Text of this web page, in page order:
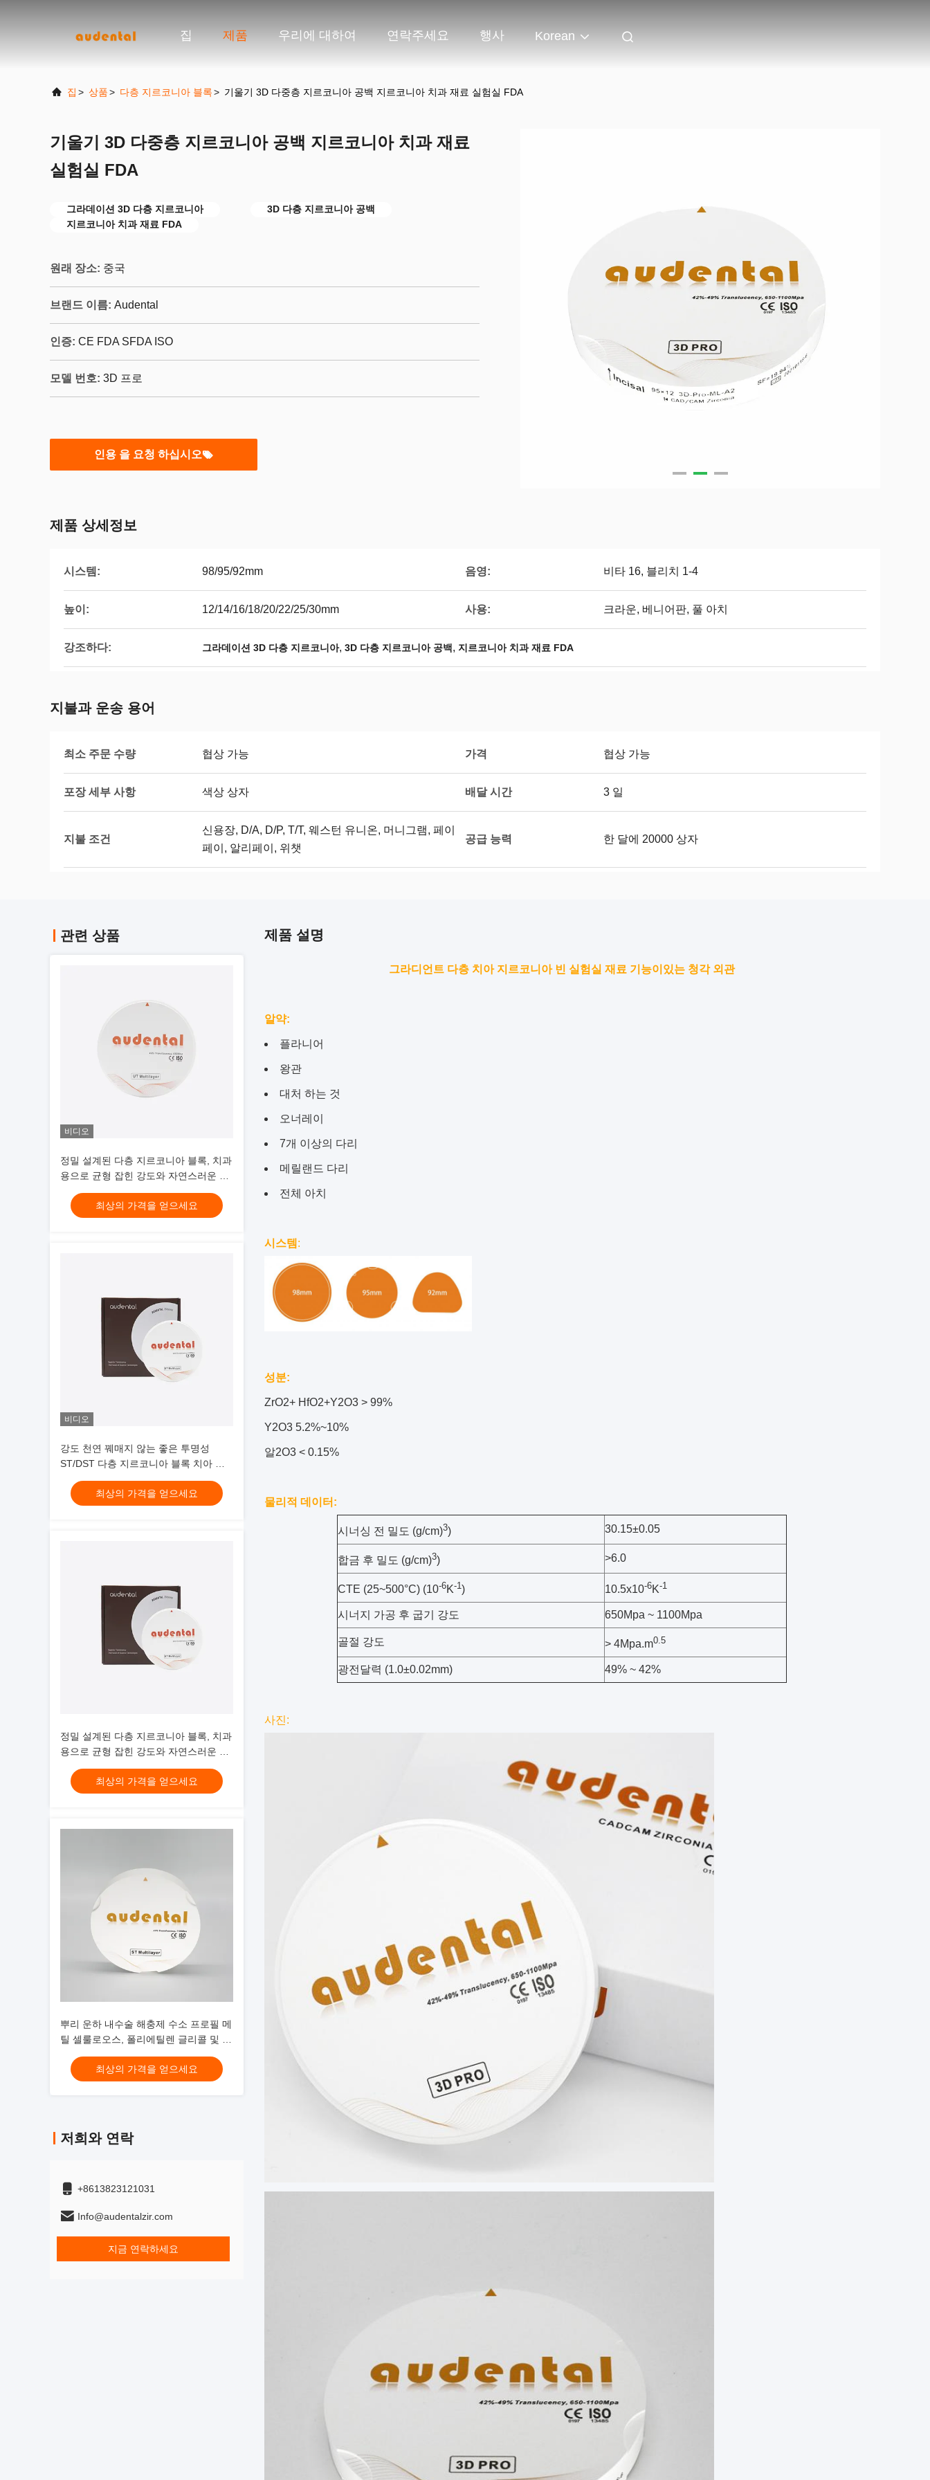
집 제품 우리에 대하여 연락주세요 행사 Korean
집 > 상품> 다층 지르코니아 블록> 기울기 3D 다중층 지르코니아 공백 지르코니아 치과 재료 실험실 FDA
기울기 3D 다중층 지르코니아 공백 지르코니아 치과 재료
실험실 FDA
그라데이션 3D 다층 지르코니아
3D 다층 지르코니아 공백
지르코니아 치과 재료 FDA
원래 장소: 중국
브랜드 이름: Audental
인증: CE FDA SFDA ISO
모델 번호: 3D 프로
인용 을 요청 하십시오
제품 상세정보
시스템: 98/95/92mm 음영: 비타 16, 블리치 1-4
높이: 12/14/16/18/20/22/25/30mm 사용: 크라운, 베니어판, 풀 아치
강조하다: 그라데이션 3D 다층 지르코니아, 3D 다층 지르코니아 공백, 지르코니아 치과 재료 FDA
지불과 운송 용어
최소 주문 수량 협상 가능 가격 협상 가능
포장 세부 사항 색상 상자 배달 시간 3 일
지불 조건
신용장, D/A, D/P, T/T, 웨스턴 유니온, 머니그램, 페이
페이, 알리페이, 위챗
공급 능력 한 달에 20000 상자
관련 상품
비디오
정밀 설계된 다층 지르코니아 블록, 치과
용으로 균형 잡힌 강도와 자연스러운 심
미성을 특징으로 함
최상의 가격을 얻으세요
비디오
강도 천연 꿰매지 않는 좋은 투명성
ST/DST 다층 지르코니아 블록 치아 복
원을 위해
최상의 가격을 얻으세요
정밀 설계된 다층 지르코니아 블록, 치과
용으로 균형 잡힌 강도와 자연스러운 심
미성을 특징으로 함
최상의 가격을 얻으세요
뿌리 운하 내수술 해충제 수소 프로필 메
틸 셀룰로오스, 폴리에틸렌 글리콜 및 정
화 물
최상의 가격을 얻으세요
저희와 연락
+8613823121031
Info@audentalzir.com
지금 연락하세요
제품 설명
그라디언트 다층 치아 지르코니아 빈 실험실 재료 기능이있는 청각 외관
알약:
플라니어
왕관
대처 하는 것
오너레이
7개 이상의 다리
메릴랜드 다리
전체 아치
시스템 :
성분:
ZrO2+ HfO2+Y2O3 > 99%
Y2O3 5.2%~10%
알2O3 < 0.15%
물리적 데이터:
시너싱 전 밀도 (g/cm)3) 30.15±0.05
합금 후 밀도 (g/cm)3) >6.0
CTE (25~500°C) (10-6K-1) 10.5x10-6K-1
시너지 가공 후 굽기 강도 650Mpa ~ 1100Mpa
골절 강도 > 4Mpa.m0.5
광전달력 (1.0±0.02mm) 49% ~ 42%
사진: